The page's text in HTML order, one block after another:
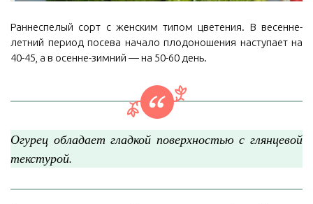
Раннеспелый сорт с женским типом цветения. В весенне-
летний период посева начало плодоношения наступает на
40-45, а в осенне-зимний — на 50-60 день.
Огурец обладает гладкой поверхностью с глянцевой
текстурой.